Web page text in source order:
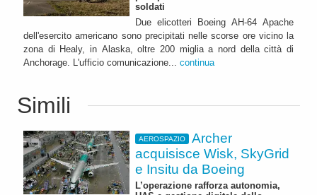
soldati
Due elicotteri Boeing AH-64 Apache
dell'esercito americano sono precipitati nelle scorse ore vicino la
zona di Healy, in Alaska, oltre 200 miglia a nord della città di
Anchorage. L'ufficio comunicazione... continua
Simili
AEROSPAZIO
Archer
acquisisce Wisk, SkyGrid
e Insitu da Boeing
L’operazione rafforza autonomia,